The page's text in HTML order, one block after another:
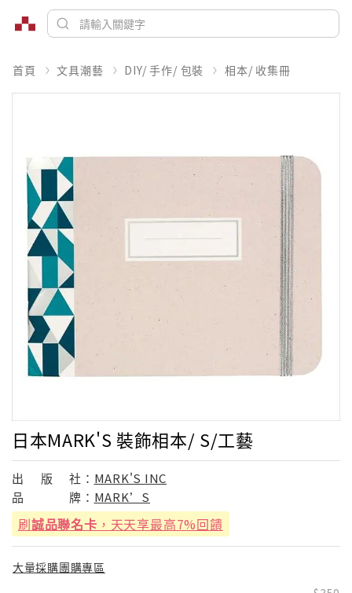
首頁 文具潮藝 DIY/ 手作/ 包裝 相本/ 收集冊
日本MARK'S 裝飾相本/ S/工藝
出 版 社： MARK'S INC
品
牌： MARK’S
刷誠品聯名卡 ，天天享最高7%回饋
大量採購團購專區